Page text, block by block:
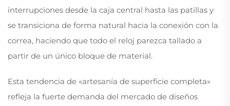
interrupciones desde la caja central hasta las patillas y
se transiciona de forma natural hacia la conexión con la
correa, haciendo que todo el reloj parezca tallado a
partir de un único bloque de material.
Esta tendencia de «artesanía de superficie completa»
refleja la fuerte demanda del mercado de diseños